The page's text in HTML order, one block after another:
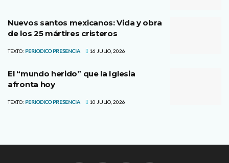
Nuevos santos mexicanos: Vida y obra
de los 25 mártires cristeros
TEXTO: PERIODICO PRESENCIA 16 JULIO, 2026
El “mundo herido” que la Iglesia
afronta hoy
TEXTO: PERIODICO PRESENCIA 10 JULIO, 2026